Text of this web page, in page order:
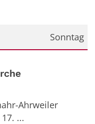
Sonntag
Ahrweiler
...